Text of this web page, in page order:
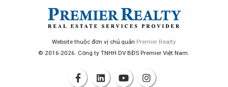
Website thuộc đơn vị chủ quản Premier Realty
© 2016-2026. Công ty TNHH DV BĐS Premier Việt Nam.